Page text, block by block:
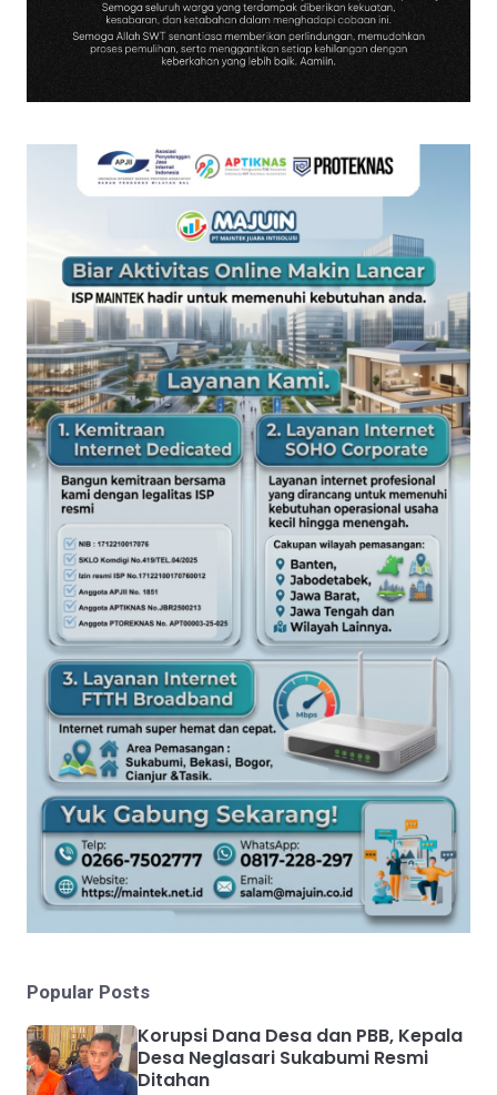
Popular Posts
Korupsi Dana Desa dan PBB, Kepala
Desa Neglasari Sukabumi Resmi
Ditahan